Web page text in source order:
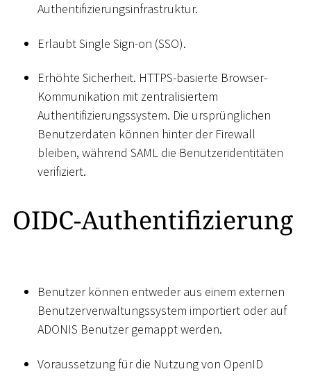
Authentifizierungsinfrastruktur.
Erlaubt Single Sign-on (SSO).
Erhöhte Sicherheit. HTTPS-basierte Browser-
Kommunikation mit zentralisiertem
Authentifizierungssystem. Die ursprünglichen
Benutzerdaten können hinter der Firewall
bleiben, während SAML die Benutzeridentitäten
verifiziert.
OIDC-Authentifizierung
Benutzer können entweder aus einem externen
Benutzerverwaltungssystem importiert oder auf
ADONIS Benutzer gemappt werden.
Voraussetzung für die Nutzung von OpenID